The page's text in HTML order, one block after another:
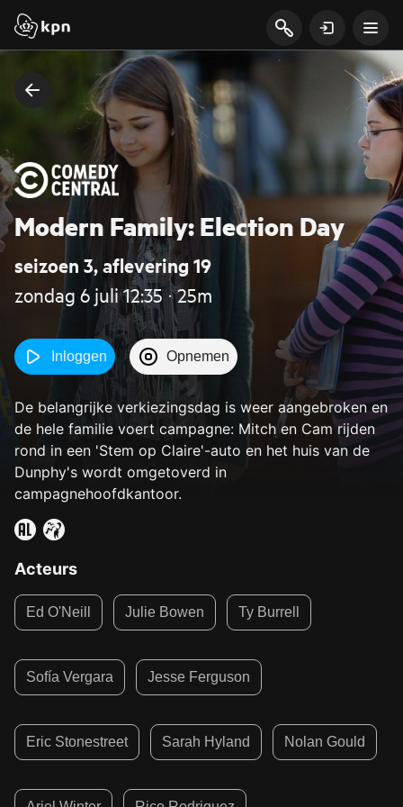
Modern Family: Election Day
seizoen 3, aflevering 19
zondag 6 juli 12:35 ‧ 25m
Inloggen Opnemen
De belangrijke verkiezingsdag is weer aangebroken en
de hele familie voert campagne: Mitch en Cam rijden
rond in een 'Stem op Claire'-auto en het huis van de
Dunphy's wordt omgetoverd in
campagnehoofdkantoor.
Acteurs
Ed O'Neill Julie Bowen Ty Burrell
Sofía Vergara Jesse Ferguson
Eric Stonestreet Sarah Hyland Nolan Gould